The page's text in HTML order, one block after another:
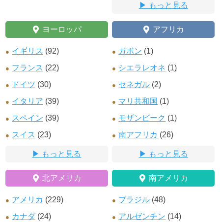
もっと見る
ヨーロッパ
イギリス (92)
フランス (22)
ドイツ (30)
イタリア (39)
スペイン (39)
スイス (23)
もっと見る
アフリカ
ガボン (1)
シエラレオネ (1)
セネガル (2)
マリ共和国 (1)
モザンビーク (1)
南アフリカ (26)
もっと見る
北アメリカ
アメリカ (229)
カナダ(24)
南アメリカ
ブラジル (48)
アルゼンチン (14)